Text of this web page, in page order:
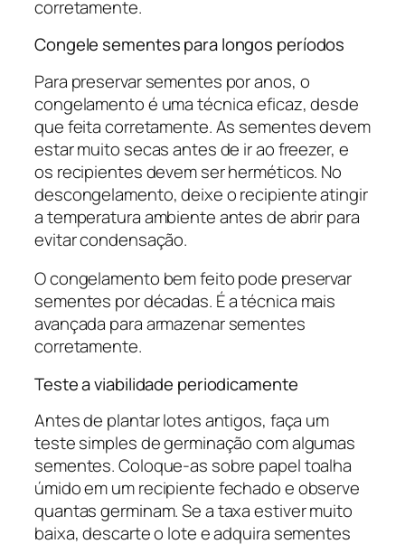
corretamente.
Congele sementes para longos períodos
Para preservar sementes por anos, o
congelamento é uma técnica eficaz, desde
que feita corretamente. As sementes devem
estar muito secas antes de ir ao freezer, e
os recipientes devem ser herméticos. No
descongelamento, deixe o recipiente atingir
a temperatura ambiente antes de abrir para
evitar condensação.
O congelamento bem feito pode preservar
sementes por décadas. É a técnica mais
avançada para armazenar sementes
corretamente.
Teste a viabilidade periodicamente
Antes de plantar lotes antigos, faça um
teste simples de germinação com algumas
sementes. Coloque-as sobre papel toalha
úmido em um recipiente fechado e observe
quantas germinam. Se a taxa estiver muito
baixa, descarte o lote e adquira sementes